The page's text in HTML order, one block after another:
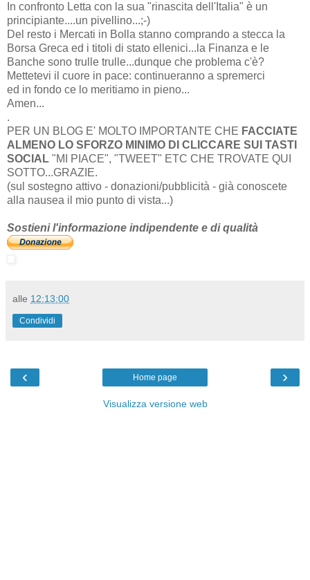
In confronto Letta con la sua "rinascita dell'Italia" è un
principiante....un pivellino...;-)
Del resto i Mercati in Bolla stanno comprando a stecca la
Borsa Greca ed i titoli di stato ellenici...la Finanza e le
Banche sono trulle trulle...dunque che problema c'è?
Mettetevi il cuore in pace: continueranno a spremerci
ed in fondo ce lo meritiamo in pieno...
Amen...
.
PER UN BLOG E' MOLTO IMPORTANTE CHE FACCIATE
ALMENO LO SFORZO MINIMO DI CLICCARE SUI TASTI
SOCIAL "MI PIACE", "TWEET" ETC CHE TROVATE QUI
SOTTO...GRAZIE.
(sul sostegno attivo - donazioni/pubblicità - già conoscete
alla nausea il mio punto di vista...)
Sostieni l'informazione indipendente e di qualità
alle 12:13:00
Condividi
‹ ›
Home page
Visualizza versione web